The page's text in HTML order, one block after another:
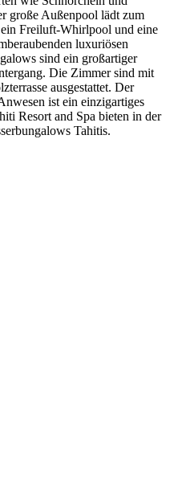
große Außenpool lädt zum
Freiluft-Whirlpool und eine
luxuriösen
sind ein großartiger
Die Zimmer sind mit
ausgestattet. Der
ist ein einzigartiges
Resort and Spa bieten in der
Tahitis.